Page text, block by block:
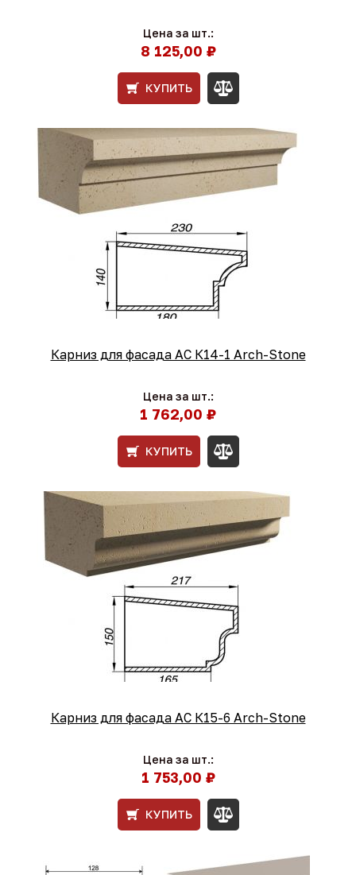
Цена за шт.:
8 125,00 ₽
КУПИТЬ
Карниз для фасада АС К14-1 Arch-Stone
Цена за шт.:
1 762,00 ₽
КУПИТЬ
Карниз для фасада АС К15-6 Arch-Stone
Цена за шт.:
1 753,00 ₽
КУПИТЬ